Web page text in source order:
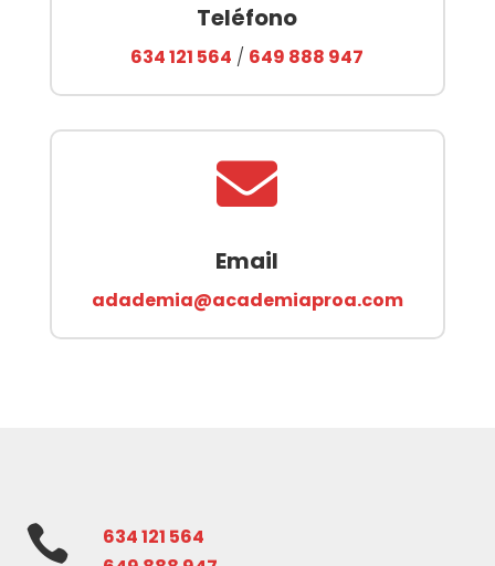
Teléfono
634 121 564 / 649 888 947

Email
adademia@academiaproa.com

634 121 564